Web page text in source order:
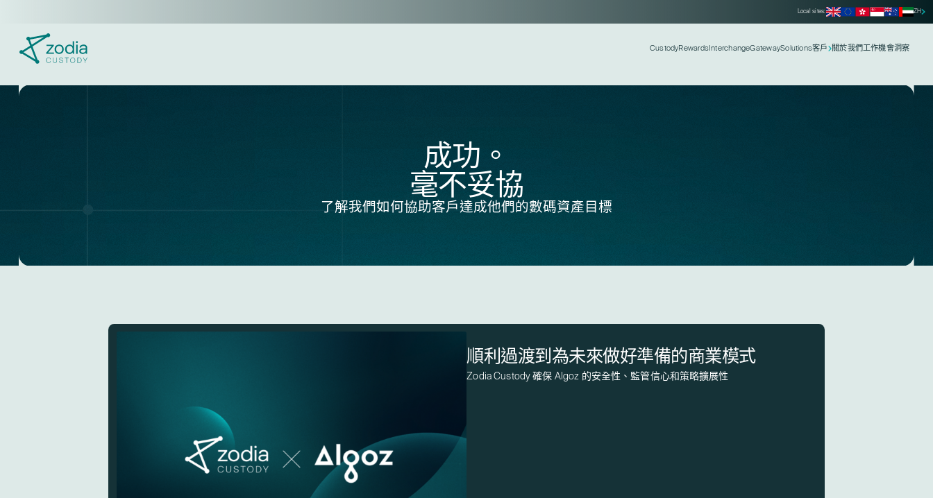
Local sites: ZH
CustodyRewards InterchangeGatewaySolutions客戶 關於我們工作機會洞察
成功。
毫不妥協
了解我們如何協助客戶達成他們的數碼資產目標
順利過渡到為未來做好準備的商業模式
Zodia Custody 確保 Algoz 的安全性、監管信心和策略擴展性